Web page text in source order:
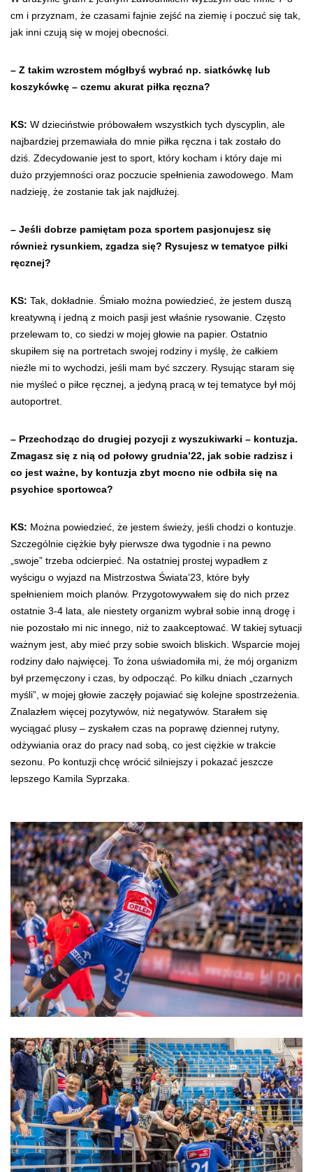
cm i przyznam, że czasami fajnie zejść na ziemię i poczuć się tak,
jak inni czują się w mojej obecności.
– Z takim wzrostem mógłbyś wybrać np. siatkówkę lub
koszykówkę – czemu akurat piłka ręczna?
KS: W dzieciństwie próbowałem wszystkich tych dyscyplin, ale
najbardziej przemawiała do mnie piłka ręczna i tak zostało do
dziś. Zdecydowanie jest to sport, który kocham i który daje mi
dużo przyjemności oraz poczucie spełnienia zawodowego. Mam
nadzieję, że zostanie tak jak najdłużej.
– Jeśli dobrze pamiętam poza sportem pasjonujesz się
również rysunkiem, zgadza się? Rysujesz w tematyce piłki
ręcznej?
KS: Tak, dokładnie. Śmiało można powiedzieć, że jestem duszą
kreatywną i jedną z moich pasji jest właśnie rysowanie. Często
przelewam to, co siedzi w mojej głowie na papier. Ostatnio
skupiłem się na portretach swojej rodziny i myślę, że całkiem
nieźle mi to wychodzi, jeśli mam być szczery. Rysując staram się
nie myśleć o piłce ręcznej, a jedyną pracą w tej tematyce był mój
autoportret.
– Przechodząc do drugiej pozycji z wyszukiwarki – kontuzja.
Zmagasz się z nią od połowy grudnia’22, jak sobie radzisz i
co jest ważne, by kontuzja zbyt mocno nie odbiła się na
psychice sportowca?
KS: Można powiedzieć, że jestem świeży, jeśli chodzi o kontuzje.
Szczególnie ciężkie były pierwsze dwa tygodnie i na pewno
„swoje” trzeba odcierpieć. Na ostatniej prostej wypadłem z
wyścigu o wyjazd na Mistrzostwa Świata’23, które były
spełnieniem moich planów. Przygotowywałem się do nich przez
ostatnie 3-4 lata, ale niestety organizm wybrał sobie inną drogę i
nie pozostało mi nic innego, niż to zaakceptować. W takiej sytuacji
ważnym jest, aby mieć przy sobie swoich bliskich. Wsparcie mojej
rodziny dało najwięcej. To żona uświadomiła mi, że mój organizm
był przemęczony i czas, by odpocząć. Po kilku dniach „czarnych
myśli”, w mojej głowie zaczęły pojawiać się kolejne spostrzeżenia.
Znalazłem więcej pozytywów, niż negatywów. Starałem się
wyciągać plusy – zyskałem czas na poprawę dziennej rutyny,
odżywiania oraz do pracy nad sobą, co jest ciężkie w trakcie
sezonu. Po kontuzji chcę wrócić silniejszy i pokazać jeszcze
lepszego Kamila Syprzaka.